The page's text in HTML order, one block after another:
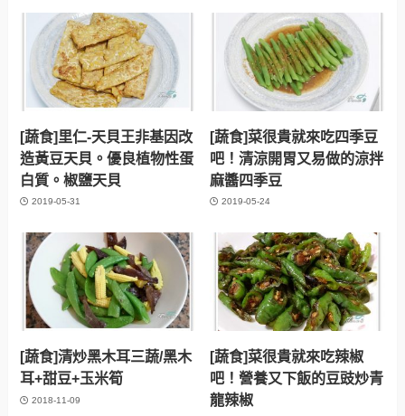
[蔬食]里仁-天貝王非基因改
造黃豆天貝。優良植物性蛋
白質。椒鹽天貝
2019-05-31
[蔬食]菜很貴就來吃四季豆
吧！清涼開胃又易做的涼拌
麻醬四季豆
2019-05-24
[蔬食]清炒黑木耳三蔬/黑木
耳+甜豆+玉米筍
2018-11-09
[蔬食]菜很貴就來吃辣椒
吧！營養又下飯的豆豉炒青
龍辣椒